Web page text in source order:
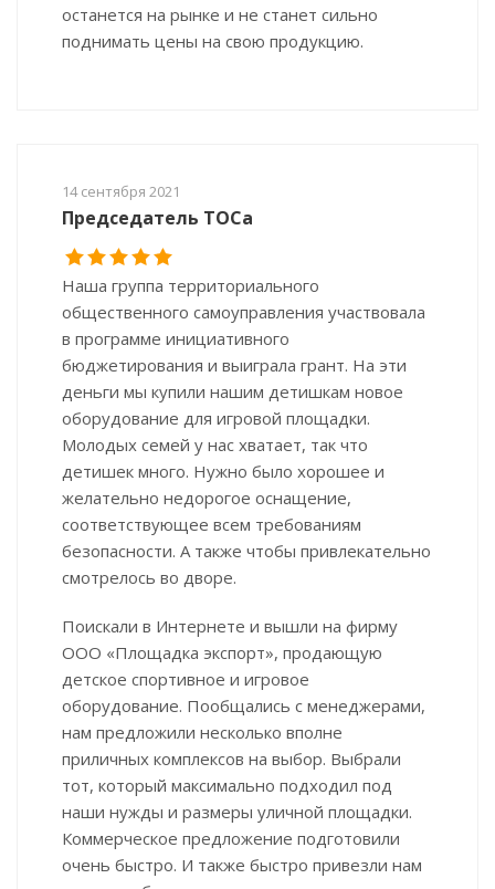
останется на рынке и не станет сильно
поднимать цены на свою продукцию.
14 сентября 2021
Председатель ТОСа
Наша группа территориального
общественного самоуправления участвовала
в программе инициативного
бюджетирования и выиграла грант. На эти
деньги мы купили нашим детишкам новое
оборудование для игровой площадки.
Молодых семей у нас хватает, так что
детишек много. Нужно было хорошее и
желательно недорогое оснащение,
соответствующее всем требованиям
безопасности. А также чтобы привлекательно
смотрелось во дворе.
Поискали в Интернете и вышли на фирму
ООО «Площадка экспорт», продающую
детское спортивное и игровое
оборудование. Пообщались с менеджерами,
нам предложили несколько вполне
приличных комплексов на выбор. Выбрали
тот, который максимально подходил под
наши нужды и размеры уличной площадки.
Коммерческое предложение подготовили
очень быстро. И также быстро привезли нам